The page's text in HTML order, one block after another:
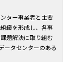
ター事業者と主要
織を形成し、各事
題解決に取り組む
ータセンターのある